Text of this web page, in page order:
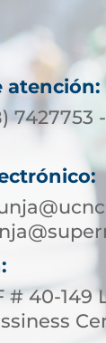
atención:
7427753
# 40-149